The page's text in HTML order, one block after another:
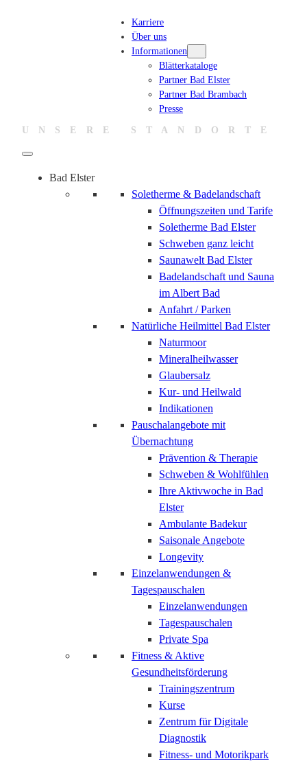
Karriere
Über uns
Informationen
Blätterkataloge
Partner Bad Elster
Partner Bad Brambach
Presse
UNSERE STANDORTE
Bad Elster
Soletherme & Badelandschaft
Öffnungszeiten und Tarife
Soletherme Bad Elster
Schweben ganz leicht
Saunawelt Bad Elster
Badelandschaft und Sauna
im Albert Bad
Anfahrt / Parken
Natürliche Heilmittel Bad Elster
Naturmoor
Mineralheilwasser
Glaubersalz
Kur- und Heilwald
Indikationen
Pauschalangebote mit
Übernachtung
Prävention & Therapie
Schweben & Wohlfühlen
Ihre Aktivwoche in Bad
Elster
Ambulante Badekur
Saisonale Angebote
Longevity
Einzelanwendungen &
Tagespauschalen
Einzelanwendungen
Tagespauschalen
Private Spa
Fitness & Aktive
Gesundheitsförderung
Trainingszentrum
Kurse
Zentrum für Digitale
Diagnostik
Fitness- und Motorikpark